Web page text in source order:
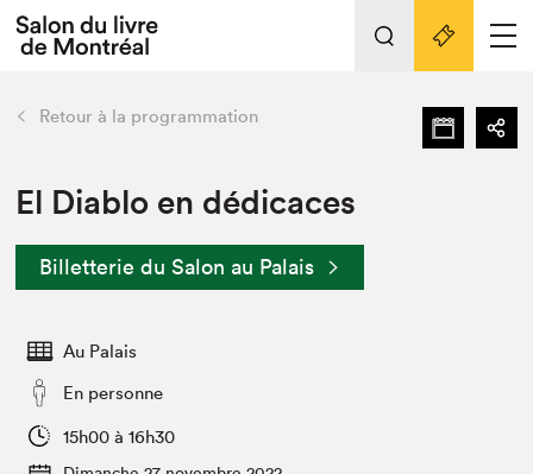
Espace exposant⋅e⋅s
L'événement
Préparer sa visite au Salon
Actualités
SLM PRO
retour Nos activités
Préparer sa visite
Salon dans la ville et en ligne
Projets partenaires
Liens pratiques
Retour à la programmation
El Diablo en dédicaces
Billetterie du Salon au Palais
Au Palais
En personne
15h00 à 16h30